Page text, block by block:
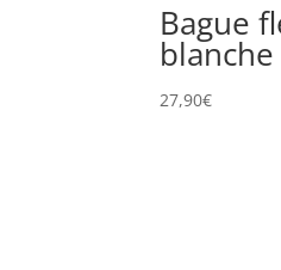
Bague
blanche
27,90€